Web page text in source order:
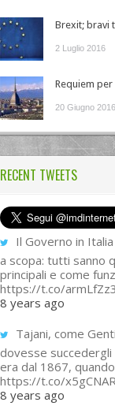
Brexit; bravi
2 Luglio 2016
Requiem per
20 Giugno 2016
RECENT TWEETS
Il Governo in
a scopa: tutti sanno
principali e come
https://t.co/
8 years ago
Tajani, come
dovesse succedergli
era dal 1867,
https://t.co/
8 years ago